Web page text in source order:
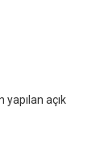
açık